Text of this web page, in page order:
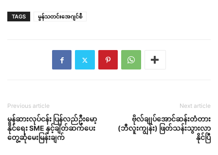
TAGS မွန်သတင်းအေဂျင်စီ
Previous article
မွန်ဆားလုပ်ငန်း ပြန်လည်ဦးမော့
နိုင်ရေး SME နှင့်ချိတ်ဆက်ပေး
တွေ့ဆုံမေးမြန်းချက်
Next article
ဗိုလ်ချုပ်အောင်ဆန်းတံတား
(ဘီလူးကျွန်း) ဖြတ်သန်းသွားလာ
နိုင်ပြီ